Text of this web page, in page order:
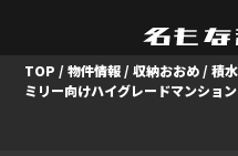
TOP /物件情報 /収納おおめ /積
ミリー向けハイグレードマンショ